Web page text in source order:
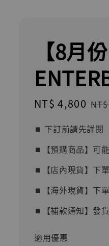
【8月
Sale
NT$ 4,800
⏹︎ 下訂前請先詳閱
⏹︎【預購商品】可
⏹︎【店內現貨】下
⏹︎【海外現貨】下
⏹︎【補款通知】發
適用優惠